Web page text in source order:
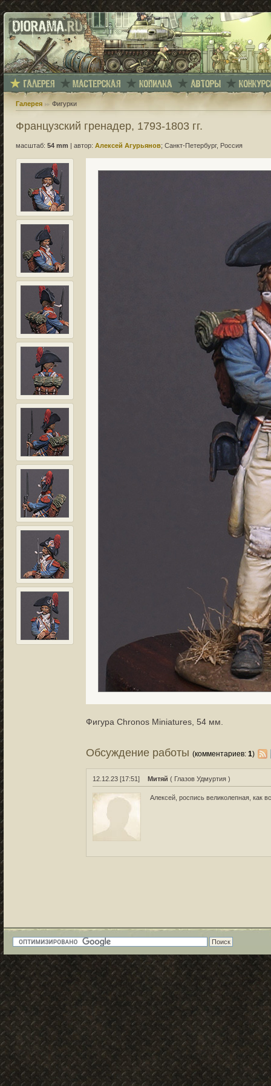
Галерея Фигурки
Французский гренадер, 1793-1803 гг.
масштаб: 54 mm автор: Алексей Агурьянов; Санкт-Петербург, Россия
Фигура Chronos Miniatures, 54 мм.
Обсуждение работы(комментариев:1)
12.12.23 [17:51] Митяй ( Глазов Удмуртия )
Алексей, роспись великолепная, как